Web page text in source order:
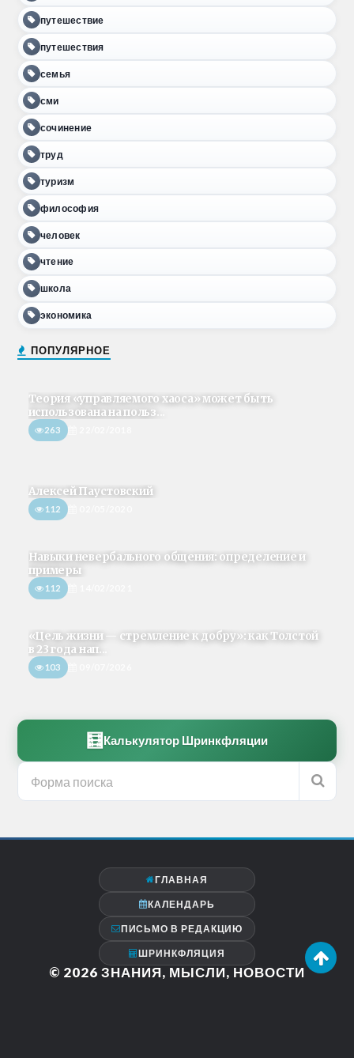
путешествие
путешествия
семья
сми
сочинение
труд
туризм
философия
человек
чтение
школа
экономика
ПОПУЛЯРНОЕ
Теория «управляемого хаоса» может быть
использована на польз...
263
Алексей Паустовский
112
Навыки невербального общения: определение и
примеры
112
«Цель жизни — стремление к добру»: как Толстой
в 23 года нап...
103
🧮 Калькулятор Шринкфляции
ГЛАВНАЯ
КАЛЕНДАРЬ
ПИСЬМО В РЕДАКЦИЮ
ШРИНКФЛЯЦИЯ
© 2026 ЗНАНИЯ, МЫСЛИ, НОВОСТИ